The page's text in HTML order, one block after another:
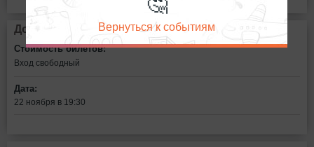
Дополнительная информация
Стоимость билетов:
Вход свободный
Дата:
22 ноября в 19:30
Вернуться к событиям